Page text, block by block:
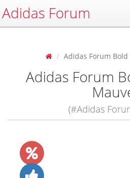
Adidas Forum
Adidas Forum
Adidas Forum
(#Adidas